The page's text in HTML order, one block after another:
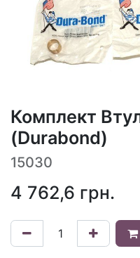
Комплект
(Durabond)
15030
4 762,6 грн.